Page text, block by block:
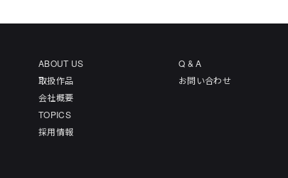
ABOUT US
取扱作品
会社概要
TOPICS
採用情報
Q & A
お問い合わせ